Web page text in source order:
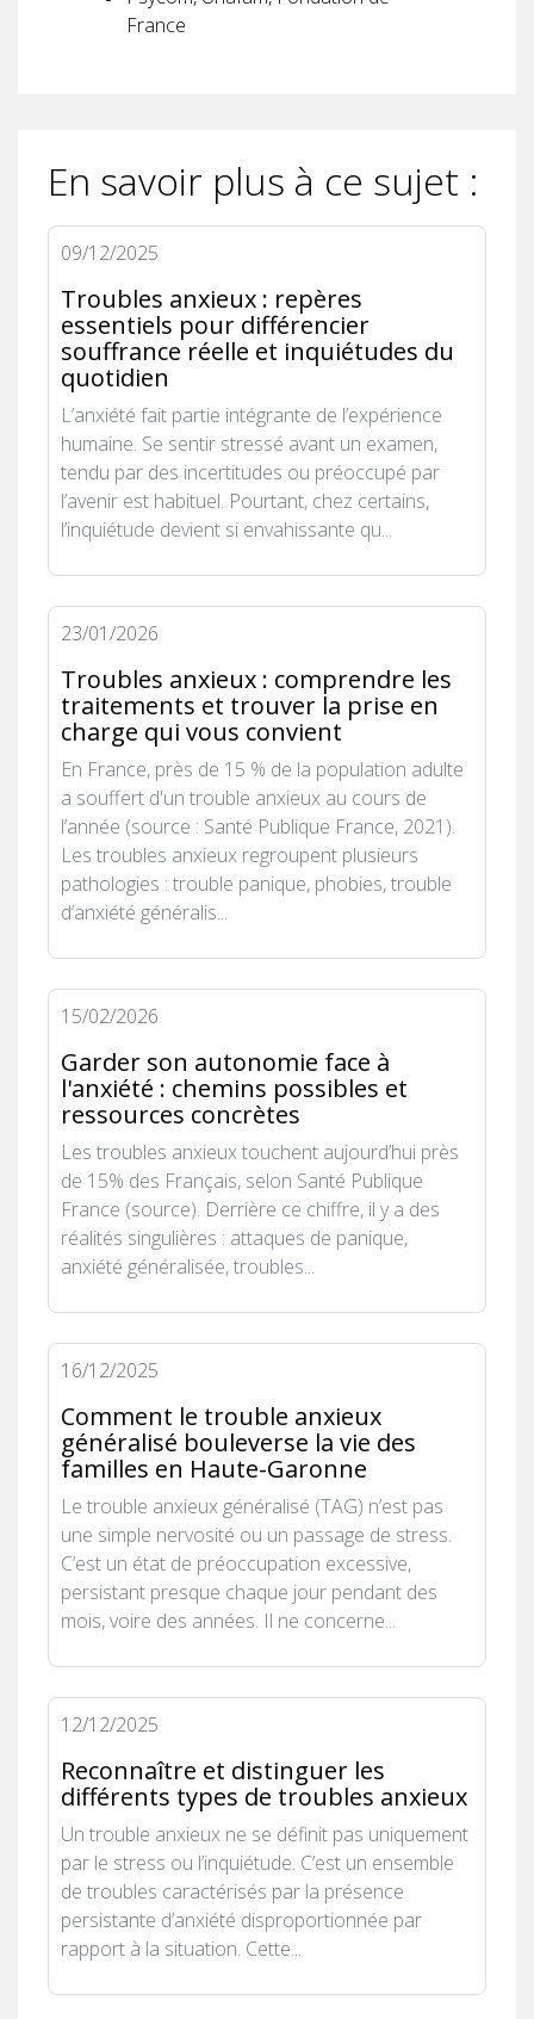
France
En savoir plus à ce sujet :
09/12/2025
Troubles anxieux : repères
essentiels pour différencier
souffrance réelle et inquiétudes du
quotidien
L’anxiété fait partie intégrante de l’expérience
humaine. Se sentir stressé avant un examen,
tendu par des incertitudes ou préoccupé par
l’avenir est habituel. Pourtant, chez certains,
l’inquiétude devient si envahissante qu...
23/01/2026
Troubles anxieux : comprendre les
traitements et trouver la prise en
charge qui vous convient
En France, près de 15 % de la population adulte
a souffert d'un trouble anxieux au cours de
l’année (source : Santé Publique France, 2021).
Les troubles anxieux regroupent plusieurs
pathologies : trouble panique, phobies, trouble
d’anxiété généralis...
15/02/2026
Garder son autonomie face à
l'anxiété : chemins possibles et
ressources concrètes
Les troubles anxieux touchent aujourd’hui près
de 15% des Français, selon Santé Publique
France (source). Derrière ce chiffre, il y a des
réalités singulières : attaques de panique,
anxiété généralisée, troubles...
16/12/2025
Comment le trouble anxieux
généralisé bouleverse la vie des
familles en Haute-Garonne
Le trouble anxieux généralisé (TAG) n’est pas
une simple nervosité ou un passage de stress.
C’est un état de préoccupation excessive,
persistant presque chaque jour pendant des
mois, voire des années. Il ne concerne...
12/12/2025
Reconnaître et distinguer les
différents types de troubles anxieux
Un trouble anxieux ne se définit pas uniquement
par le stress ou l’inquiétude. C’est un ensemble
de troubles caractérisés par la présence
persistante d’anxiété disproportionnée par
rapport à la situation. Cette...